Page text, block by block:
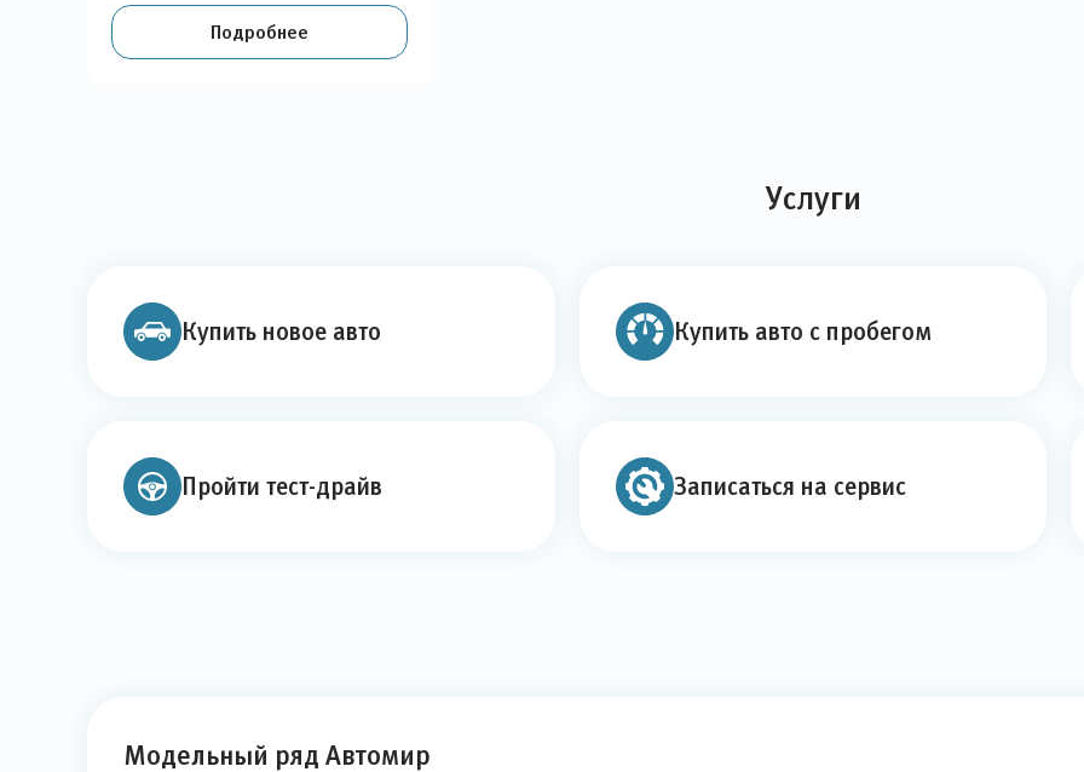
Подробнее
Услуги
Купить новое авто Купить авто с пробегом
Пройти тест-драйв Записаться на сервис
Модельный ряд Автомир